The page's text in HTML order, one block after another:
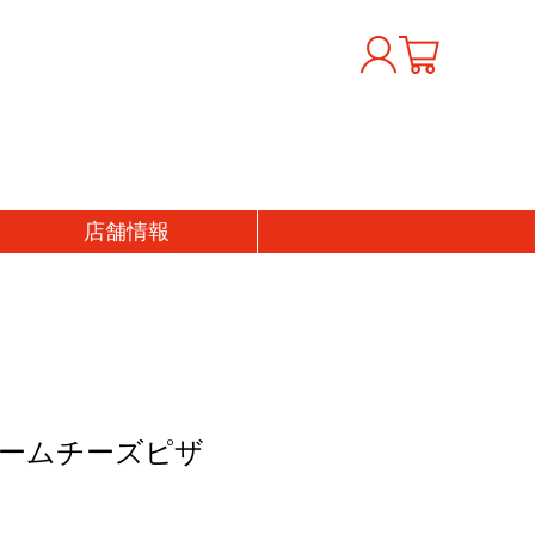
日祝い
5,001〜7,000円
7,001〜10,000円
店舗情報
ムチーズピザ